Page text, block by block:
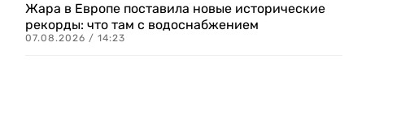
Жара в Европе поставила новые исторические
рекорды: что там с водоснабжением
07.08.2026 / 14:23